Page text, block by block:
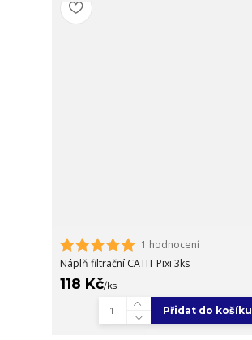
1 hodnocení
Náplň filtrační CATIT Pixi 3ks
118 Kč/ks
Přidat do košíku